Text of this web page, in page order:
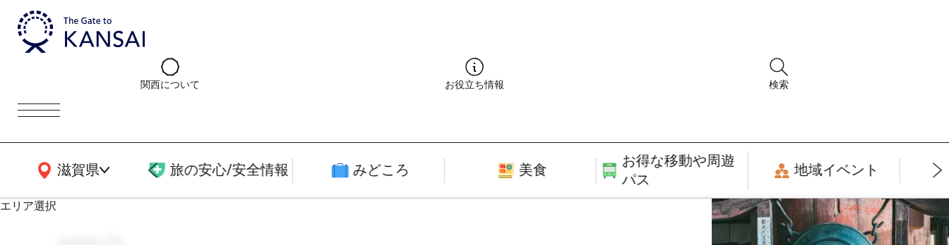
関西について お役立ち情報 検索
滋賀県
関西広域MAP 旅の安心/安全情報 みどころ 美食
お得な移動や周遊
パス
地域イベント
エリア選択